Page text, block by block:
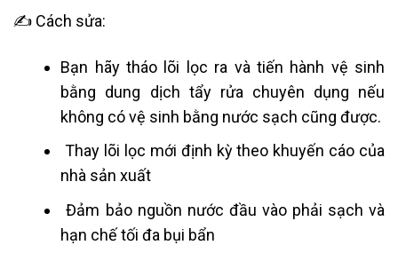
✍ Cách sửa:
Bạn hãy tháo lõi lọc ra và tiến hành vệ sinh
bằng dung dịch tẩy rửa chuyên dụng nếu
không có vệ sinh bằng nước sạch cũng được.
Thay lõi lọc mới định kỳ theo khuyến cáo của
nhà sản xuất
Đảm bảo nguồn nước đầu vào phải sạch và
hạn chế tối đa bụi bẩn